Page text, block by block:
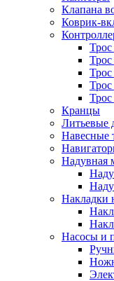
Клапана
Коврик-
Кранцы
Литьевые
Навесные
Надувная
Накладки
Насосы и